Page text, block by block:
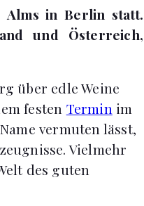
Alms in Berlin statt.
und Österreich,
über edle Weine
festen Termin im
vermuten lässt,
Vielmehr
des guten